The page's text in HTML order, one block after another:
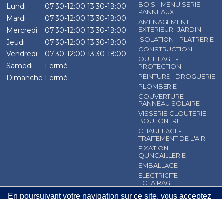
En poursuivant votre navigation sur ce site, vous acceptez
Lundi
07:30-12:00 13:30-18:00
Mardi
07:30-12:00 13:30-18:00
Mercredi
07:30-12:00 13:30-18:00
Jeudi
07:30-12:00 13:30-18:00
Vendredi
07:30-12:00 13:30-18:00
Samedi
Fermé
Dimanche Fermé
BOIS - MENUISERIE -
PANNEAUX
AMENAGEMENT
EXTERIEUR- JARDIN
ISOLATION - PLATRERIE
CONSTRUCTION
OUTILLAGE -
PROTECTION
PEINTURE - DROGUERIE
PLOMBERIE
COUVERTURE -
PANNEAU SOLAIRE
VISSERIE-CLOUTERIE-
BOULONERIE
CHAUFFAGE-
TRAITEMENT DE L'AIR
FIXATION -
QUNCAILLERIE
EMBALLAGE
ELECTRICITE -
ECLAIRAGE